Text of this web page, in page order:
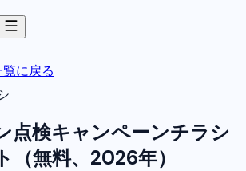
に戻る
点検キャンペーンチラシ
（無料、2026年）